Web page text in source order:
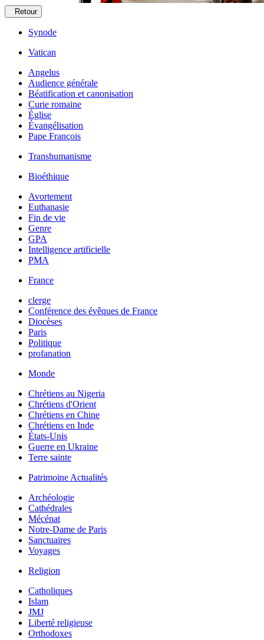
Retour
Synode
Vatican
Angelus
Audience générale
Béatification et canonisation
Curie romaine
Église
Évangélisation
Pape François
Transhumanisme
Bioéthique
Avortement
Euthanasie
Fin de vie
Genre
GPA
Intelligence artificielle
PMA
France
clerge
Conférence des évêques de France
Diocèses
Paris
Politique
profanation
Monde
Chrétiens au Nigeria
Chrétiens d'Orient
Chrétiens en Chine
Chrétiens en Inde
États-Unis
Guerre en Ukraine
Terre sainte
Patrimoine Actualités
Archéologie
Cathédrales
Mécénat
Notre-Dame de Paris
Sanctuaires
Voyages
Religion
Catholiques
Islam
JMJ
Liberté religieuse
Orthodoxes